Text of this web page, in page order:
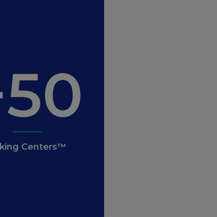
Centers™